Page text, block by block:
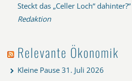
Steckt das „Celler Loch“ dahinter?“
Redaktion
Relevante Ökonomik
Kleine Pause 31. Juli 2026